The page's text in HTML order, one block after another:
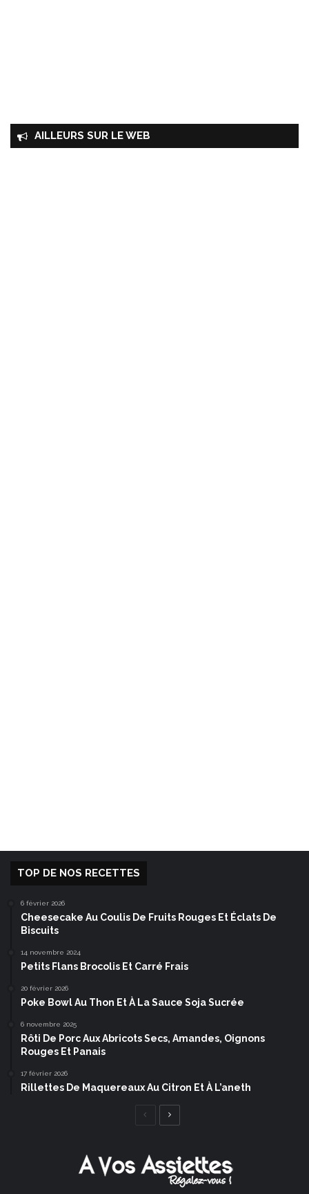
AILLEURS SUR LE WEB
TOP DE NOS RECETTES
6 février 2026
Cheesecake Au Coulis De Fruits Rouges Et Éclats De
Biscuits
14 novembre 2024
Petits Flans Brocolis Et Carré Frais
20 février 2026
Poke Bowl Au Thon Et À La Sauce Soja Sucrée
6 novembre 2025
Rôti De Porc Aux Abricots Secs, Amandes, Oignons
Rouges Et Panais
17 février 2026
Rillettes De Maquereaux Au Citron Et À L’aneth
Page